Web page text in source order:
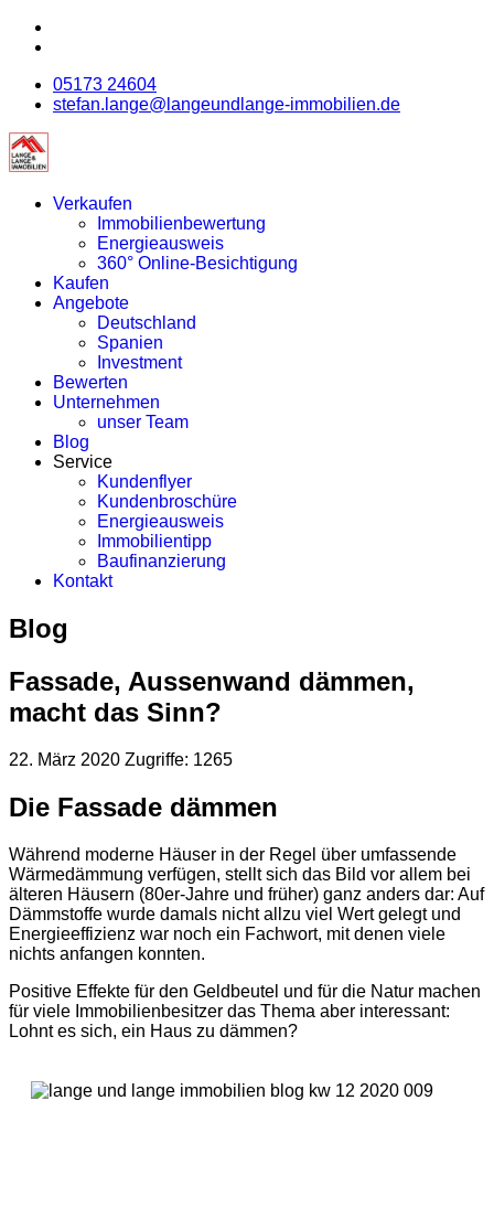
05173 24604
stefan.lange@langeundlange-immobilien.de
Verkaufen
Immobilienbewertung
Energieausweis
360° Online-Besichtigung
Kaufen
Angebote
Deutschland
Spanien
Investment
Bewerten
Unternehmen
unser Team
Blog
Service
Kundenflyer
Kundenbroschüre
Energieausweis
Immobilientipp
Baufinanzierung
Kontakt
Blog
Fassade, Aussenwand dämmen,
macht das Sinn?
22. März 2020 Zugriffe: 1265
Die Fassade dämmen
Während moderne Häuser in der Regel über umfassende
Wärmedämmung verfügen, stellt sich das Bild vor allem bei
älteren Häusern (80er-Jahre und früher) ganz anders dar: Auf
Dämmstoffe wurde damals nicht allzu viel Wert gelegt und
Energieeffizienz war noch ein Fachwort, mit denen viele
nichts anfangen konnten.
Positive Effekte für den Geldbeutel und für die Natur machen
für viele Immobilienbesitzer das Thema aber interessant:
Lohnt es sich, ein Haus zu dämmen?